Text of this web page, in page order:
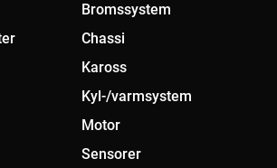
Bromssystem
Chassi
Kaross
Kyl-/varmsystem
Motor
Sensorer